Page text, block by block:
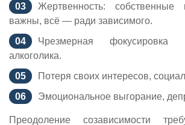
Жертвенность: собственные
важны, всё — ради зависимого.
Чрезмерная фокусировка
алкоголика.
Потеря своих интересов,
Эмоциональное выгорание,
Преодоление созависимости